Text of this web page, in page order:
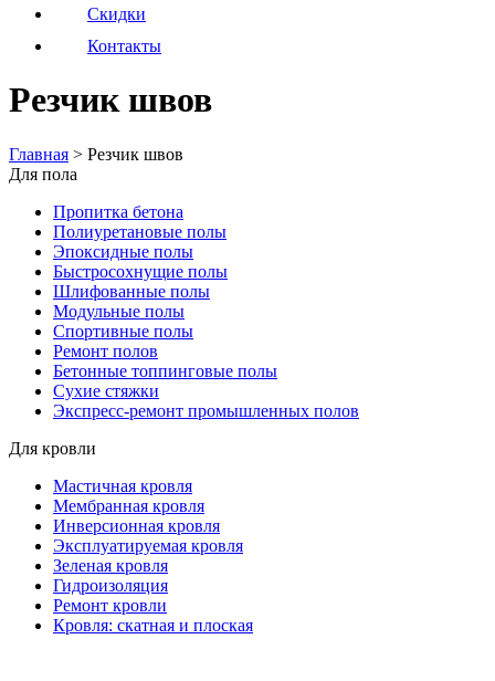
Скидки
Контакты
Резчик швов
Главная > Резчик швов
Для пола
Пропитка бетона
Полиуретановые полы
Эпоксидные полы
Быстросохнущие полы
Шлифованные полы
Модульные полы
Спортивные полы
Ремонт полов
Бетонные топпинговые полы
Сухие стяжки
Экспресс-ремонт промышленных полов
Для кровли
Мастичная кровля
Мембранная кровля
Инверсионная кровля
Эксплуатируемая кровля
Зеленая кровля
Гидроизоляция
Ремонт кровли
Кровля: скатная и плоская